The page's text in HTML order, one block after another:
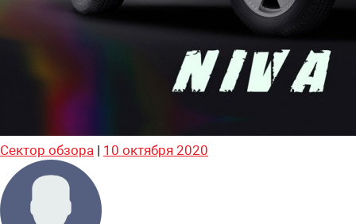
Сектор обзора | 10 октября 2020